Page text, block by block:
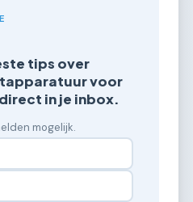
tips over
voor
in je inbox.
mogelijk.